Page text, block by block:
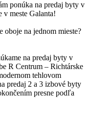
ponúka na predaj byty v
v meste Galanta!
na jednom mieste?
na predaj byty v
R Centrum – Richtárske
tehlovom
predaj 2 a 3 izbové byty
presne podľa